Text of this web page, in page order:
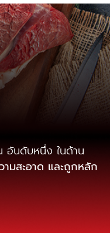
อันดับหนึ่ง ในด้าน
มสะอาด และถูกหลัก